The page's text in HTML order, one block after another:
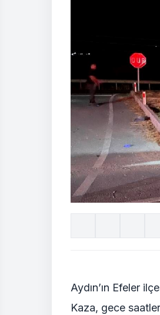
Aydın’ın Efeler
Kaza, gece